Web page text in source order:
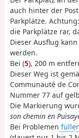
auch hinter der
Parkplätze.
die Parkplätze rar,
Dieser Ausflug
werden.
Bei (5), 200 m
Dieser Weg ist
Communauté de
Nummer 77 auf
Die Markierung
son chemin en
Bei Problemen